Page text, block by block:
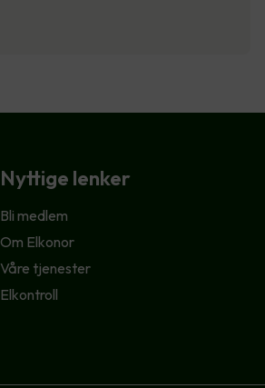
Nyttige lenker
Bli medlem
Om Elkonor
Våre tjenester
Elkontroll